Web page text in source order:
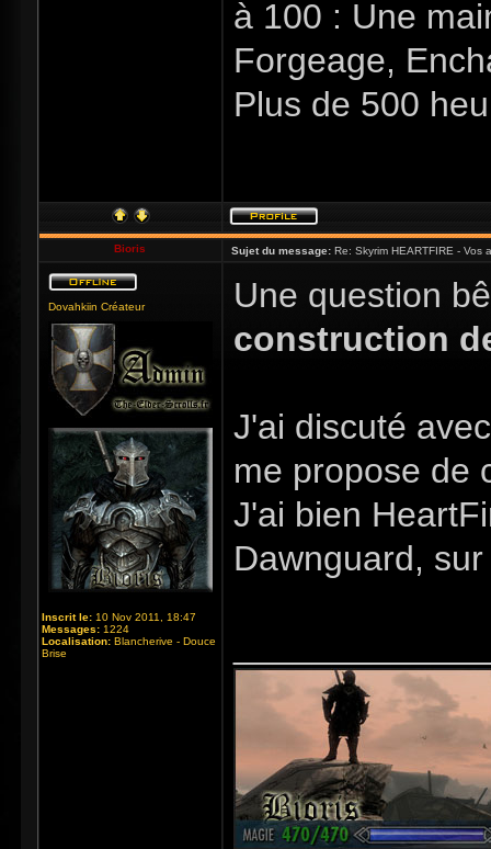
à 100 : Une
Forgeage,
Plus de 500
Bioris Sujet du message: Re: Skyrim HEARTFIRE - Vos
Dovahkiin Créateur
Inscrit le: 10 Nov 2011, 18:47
Messages: 1224
Localisation: Blancherive - Douce
Brise
Une question
construction
J'ai discuté
me propose de
J'ai bien
Dawnguard,